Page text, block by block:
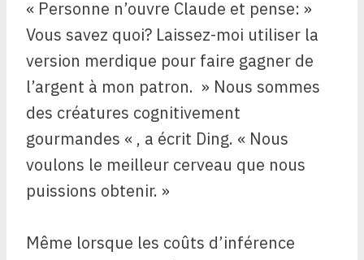
« Personne n’ouvre Claude et pense: »
Vous savez quoi? Laissez-moi utiliser la
version merdique pour faire gagner de
l’argent à mon patron. » Nous sommes
des créatures cognitivement
gourmandes « , a écrit Ding. « Nous
voulons le meilleur cerveau que nous
puissions obtenir. »
Même lorsque les coûts d’inférence